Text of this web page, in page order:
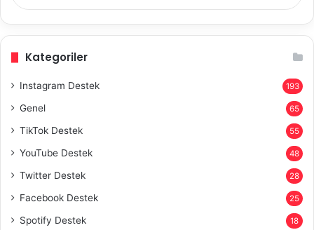
Kategoriler
Instagram Destek 193
Genel 65
TikTok Destek 55
YouTube Destek 48
Twitter Destek 28
Facebook Destek 25
Spotify Destek 18